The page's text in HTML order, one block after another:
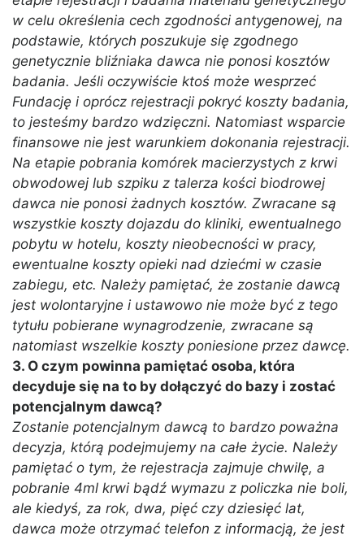
w celu określenia cech zgodności antygenowej, na
podstawie, których poszukuje się zgodnego
genetycznie bliźniaka dawca nie ponosi kosztów
badania. Jeśli oczywiście ktoś może wesprzeć
Fundację i oprócz rejestracji pokryć koszty badania,
to jesteśmy bardzo wdzięczni. Natomiast wsparcie
finansowe nie jest warunkiem dokonania rejestracji.
Na etapie pobrania komórek macierzystych z krwi
obwodowej lub szpiku z talerza kości biodrowej
dawca nie ponosi żadnych kosztów. Zwracane są
wszystkie koszty dojazdu do kliniki, ewentualnego
pobytu w hotelu, koszty nieobecności w pracy,
ewentualne koszty opieki nad dziećmi w czasie
zabiegu, etc. Należy pamiętać, że zostanie dawcą
jest wolontaryjne i ustawowo nie może być z tego
tytułu pobierane wynagrodzenie, zwracane są
natomiast wszelkie koszty poniesione przez dawcę.
3. O czym powinna pamiętać osoba, która
decyduje się na to by dołączyć do bazy i zostać
potencjalnym dawcą?
Zostanie potencjalnym dawcą to bardzo poważna
decyzja, którą podejmujemy na całe życie. Należy
pamiętać o tym, że rejestracja zajmuje chwilę, a
pobranie 4ml krwi bądź wymazu z policzka nie boli,
ale kiedyś, za rok, dwa, pięć czy dziesięć lat,
dawca może otrzymać telefon z informacją, że jest